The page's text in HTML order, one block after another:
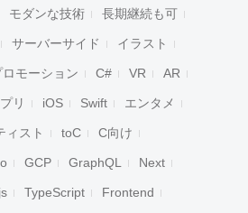
モダンな技術 長期継続も可
サーバーサイド イラスト
ロモーション C# VR AR
リ iOS Swift エンタメ
ィスト toC C向け
GCP GraphQL Next
TypeScript Frontend